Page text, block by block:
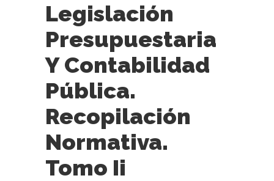
Legislación
Presupuestaria
Y Contabilidad
Pública.
Recopilación
Normativa.
Tomo Ii